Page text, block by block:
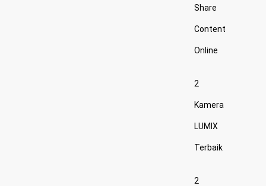
Share
Content
Online
2
Kamera
LUMIX
Terbaik
2